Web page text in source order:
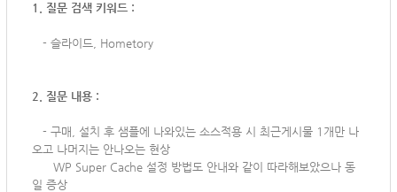
1. 질문 검색 키워드 :
- 슬라이드, Hometory
2. 질문 내용 :
- 구매, 설치 후 샘플에 나와있는 소스적용 시 최근게시물 1개만 나
오고 나머지는 안나오는 현상
WP Super Cache 설정 방법도 안내와 같이 따라해보았으나 동
일 증상